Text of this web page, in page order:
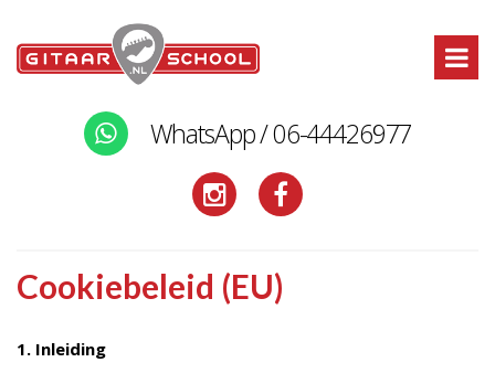
WhatsApp / 06-44426977
Cookiebeleid (EU)
1. Inleiding